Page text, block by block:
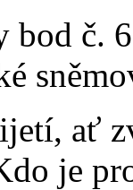
bod č.
ať
je